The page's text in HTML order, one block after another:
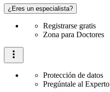
¿Eres un especialista?
Registrarse gratis
Zona para Doctores
Protección de datos
Pregúntale al Experto